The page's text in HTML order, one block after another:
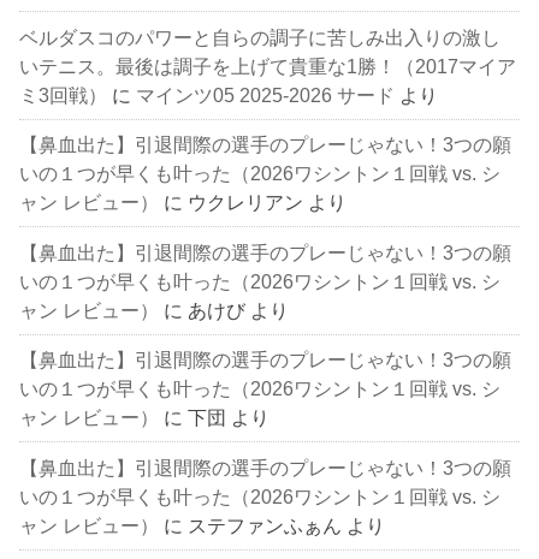
ベルダスコのパワーと自らの調子に苦しみ出入りの激し
いテニス。最後は調子を上げて貴重な1勝！（2017マイア
ミ3回戦）
に マインツ05 2025-2026 サード より
【鼻血出た】引退間際の選手のプレーじゃない！3つの願
いの１つが早くも叶った（2026ワシントン１回戦 vs. シ
ャン レビュー）
に ウクレリアン より
【鼻血出た】引退間際の選手のプレーじゃない！3つの願
いの１つが早くも叶った（2026ワシントン１回戦 vs. シ
ャン レビュー）
に あけび より
【鼻血出た】引退間際の選手のプレーじゃない！3つの願
いの１つが早くも叶った（2026ワシントン１回戦 vs. シ
ャン レビュー）
に下団 より
【鼻血出た】引退間際の選手のプレーじゃない！3つの願
いの１つが早くも叶った（2026ワシントン１回戦 vs. シ
ャン レビュー）
に ステファンふぁん より